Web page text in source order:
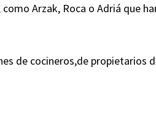
Arzak, Roca o Adriá que
de cocineros,de propietarios